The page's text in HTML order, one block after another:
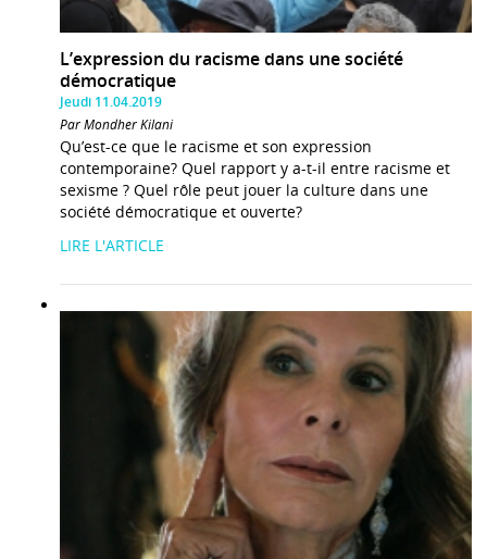
L’expression du racisme dans une société
démocratique
Jeudi 11.04.2019
Par Mondher Kilani
Qu’est-ce que le racisme et son expression
contemporaine? Quel rapport y a-t-il entre racisme et
sexisme ? Quel rôle peut jouer la culture dans une
société démocratique et ouverte?
LIRE L'ARTICLE